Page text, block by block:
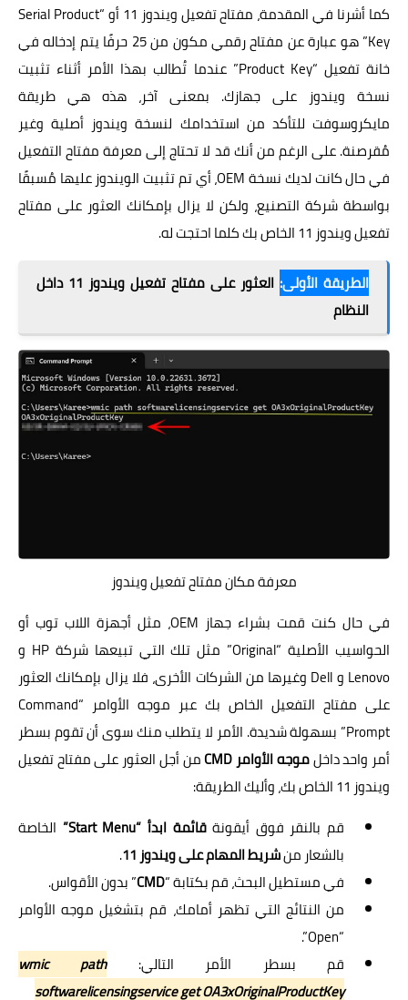
كما أشرنا في المقدمة، مفتاح تفعيل ويندوز 11 أو “Serial Product
Key” هو عبارة عن مفتاح رقمي مكون من 25 حرفًا يتم إدخاله في
خانة تفعيل “Product Key” عندما تُطالب بهذا الأمر أثناء تثبيت
نسخة ويندوز على جهازك. بمعنى آخر، هذه هي طريقة
مايكروسوفت للتأكد من استخدامك لنسخة ويندوز أصلية وغير
مُقرصنة. على الرغم من أنك قد لا تحتاج إلى معرفة مفتاح التفعيل
في حال كانت لديك نسخة OEM، أي تم تثبيت الويندوز عليها مُسبقًا
بواسطة شركة التصنيع، ولكن لا يزال بإمكانك العثور على مفتاح
تفعيل ويندوز 11 الخاص بك كلما احتجت له.
الطريقة الأولى:
العثور على مفتاح تفعيل ويندوز 11 داخل
النظام
معرفة مكان مفتاح تفعيل ويندوز
في حال كنت قمت بشراء جهاز OEM، مثل أجهزة اللاب توب أو
الحواسيب الأصلية “Original” مثل تلك التي تبيعها شركة HP و
Lenovo و Dell وغيرها من الشركات الأخرى، فلا يزال بإمكانك العثور
على مفتاح التفعيل الخاص بك عبر موجه الأوامر “Command
Prompt” بسهولة شديدة. الأمر لا يتطلب منك سوى أن تقوم بسطر
أمر واحد داخلموجه الأوامر CMD
من أجل العثور على مفتاح تفعيل
ويندوز 11 الخاص بك، وأليك الطريقة:
قم بالنقر فوق أيقونةقائمة ابدأ “Start Menu”
الخاصة
بالشعار منشريط المهام على ويندوز 11
.
في مستطيل البحث، قم بكتابة “CMD” بدون الأقواس.
من النتائج التي تظهر أمامك، قم بتشغيل موجه الأوامر
“Open”.
قم بسطر الأمر التالي:wmic path
softwarelicensingservice get OA3xOriginalProductKey